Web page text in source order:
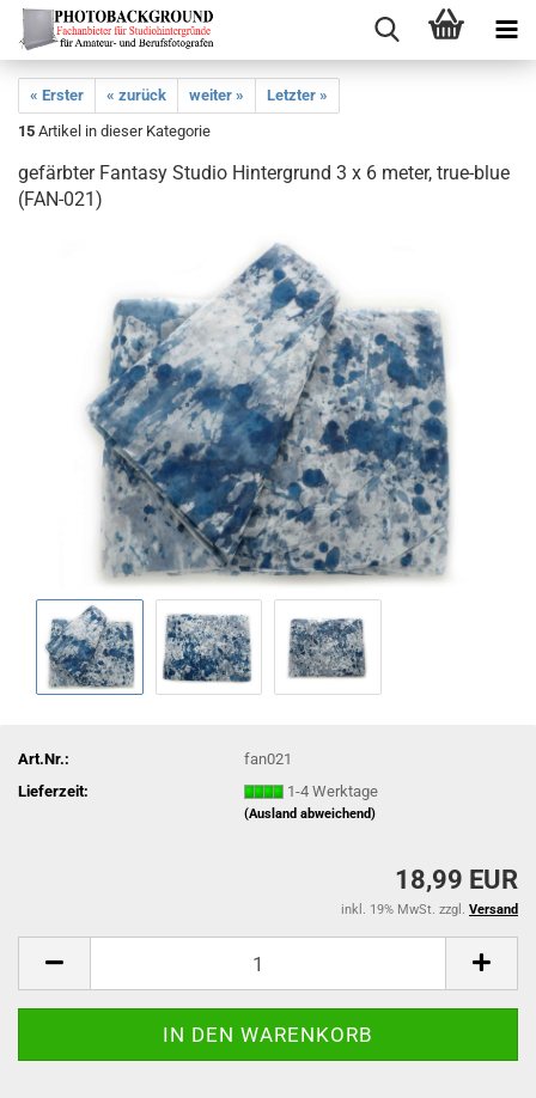
« Erster « zurück weiter »
Letzter »
15 Artikel in dieser Kategorie
gefärbter Fantasy Studio Hintergrund 3 x 6 meter, true-blue
(FAN-021)
Art.Nr.:
fan021
Lieferzeit:
1-4 Werktage
(Ausland abweichend)
18,99 EUR
inkl. 19% MwSt. zzgl. Versand